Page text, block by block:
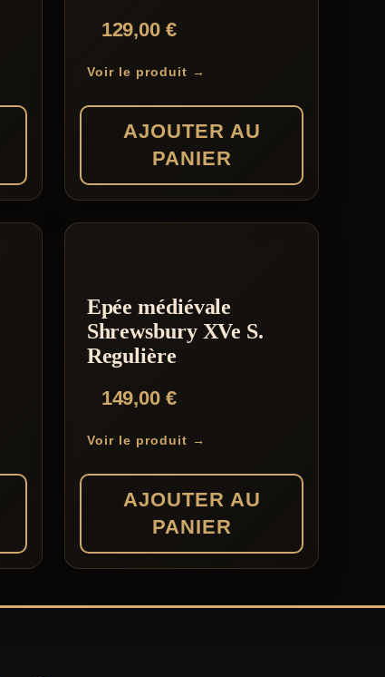
129,00 €
Voir le produit →
AJOUTER AU
PANIER
Epée médiévale
Shrewsbury XVe S.
Regulière
149,00 €
Voir le produit →
AJOUTER AU
PANIER